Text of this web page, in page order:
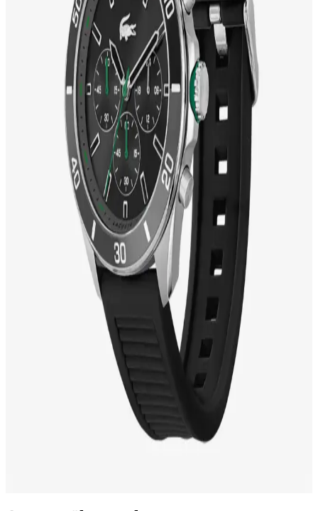
Moda ve Statü Simgesi Olarak Güzel Saat
Markaları: En İyi Seçenekler ve Trendler
Günümüzde saatler, şıklık ve statü simgesi olmanın yanı sıra kişisel
tarzı yansıtan önemli aksesuarlar arasında yer alır. En popüler ve
güvenilir markaları, seçim kriterlerini ve güncel trendleri keşfedin.
Casio Klasik Saatler: Zamansız Şıklık ve
Fonksiyonelliğin Buluşması
Casio klasik saatler, şık tasarımı ve fonksiyonel özellikleriyle her
ortamda stil sahibi olmanızı sağlar. Dayanıklı ve kullanışlı modeller,
zamansız şıklık arayanlar için ideal seçimdir.
Babalar Günü İçin En Uygun Saat Seçenekleri ve
Trendler Hakkında Bilgi
Babalar Günü için şık ve anlamlı saatler, tarz ve fonksiyonelliği bir
arada sunar. Kişiselleştirilebilir modellerle hediye seçiminizi öne
çıkarın ve sevginizi en güzel şekilde ifade edin.
Gant Kadın Saatleri: Modern Tasarımlar ve Moda
Trendleriyle Şıklık ve Fonksiyonellik
Gant kadın saatleri, şık tasarımları ve fonksiyonel özellikleriyle
günlük ve özel kullanımlarınıza uyum sağlar, kalite ve estetiği bir
Lacoste unisex saatleri: zarafet ve fonksiyonelliğiyle
modern moda trendlerinde öne çıkan tasarımlar
Lacoste’un unisex saatleri, minimalist tasarımları ve şık detaylarıyla